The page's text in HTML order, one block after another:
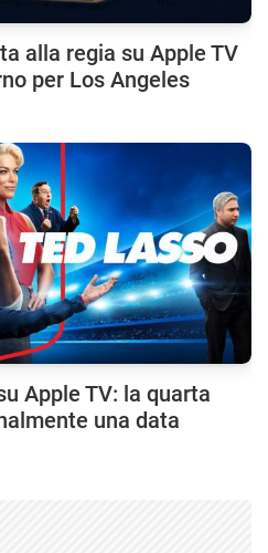
alla regia su Apple TV
per Los Angeles
Apple TV: la quarta
una data